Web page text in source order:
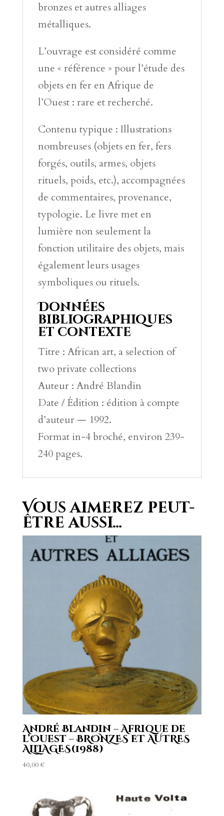
bronzes et autres alliages
métalliques.
L’ouvrage est considéré comme
une « référence » pour l’étude des
objets en fer en Afrique de
l’Ouest : rare et recherché.
Contenu typique : Illustrations
nombreuses (objets en fer, fers
forgés, outils, armes, objets
rituels, poids, etc.), accompagnées
de commentaires, provenance,
typologie. Le livre met en
lumière non seulement la
fonction utilitaire des objets, mais
également leurs usages
symboliques ou rituels.
Données
bibliographiques
et contexte
Titre : African art, a selection of
two private collections
Auteur : André Blandin
Date / Édition : édition à compte
d’auteur — 1992.
Format in-4 broché, environ 239-
240 pages.
Vous aimerez peut-
être aussi…
André Blandin – Afrique de
l’Ouest – BRONZES ET AUTRES
ALLIAGES(1988)
40,00 €